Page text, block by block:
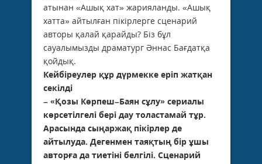
атынан «Ашық хат» жарияланды. «Ашық
хатта» айтылған пікірлерге сценарий
авторы қалай қарайды? Біз бұл
сауалымызды драматург Әннас Бағдатқа
қойдық.
Кейбіреулер құр дүрмекке еріп жатқан
секілді
– «Қозы Көрпеш–Баян сұлу» сериалы
көрсетілгелі бері дау толастамай тұр.
Ара­сында сыңаржақ пікірлер де
айтылуда. Де­генмен таяқтың бір ұшы
авторға да тиетіні белгілі. Сценарий